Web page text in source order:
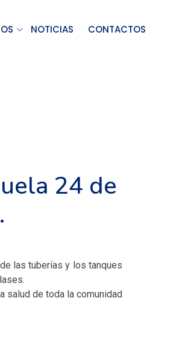
NOTICIAS CONTACTOS
24 de
las tuberías y los tanques
salud de toda la comunidad